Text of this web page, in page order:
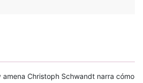
amena Christoph Schwandt narra cómo